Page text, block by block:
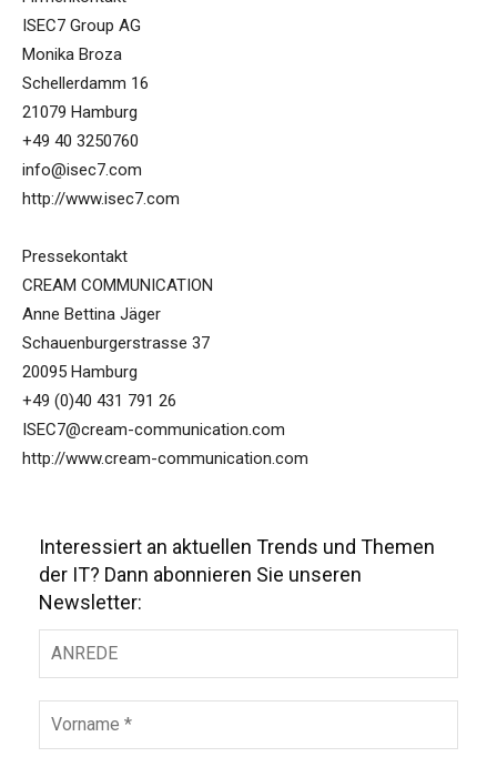
ISEC7 Group AG
Monika Broza
Schellerdamm 16
21079 Hamburg
+49 40 3250760
info@isec7.com
http://www.isec7.com
Pressekontakt
CREAM COMMUNICATION
Anne Bettina Jäger
Schauenburgerstrasse 37
20095 Hamburg
+49 (0)40 431 791 26
ISEC7@cream-communication.com
http://www.cream-communication.com
Interessiert an aktuellen Trends und Themen
der IT? Dann abonnieren Sie unseren
Newsletter: